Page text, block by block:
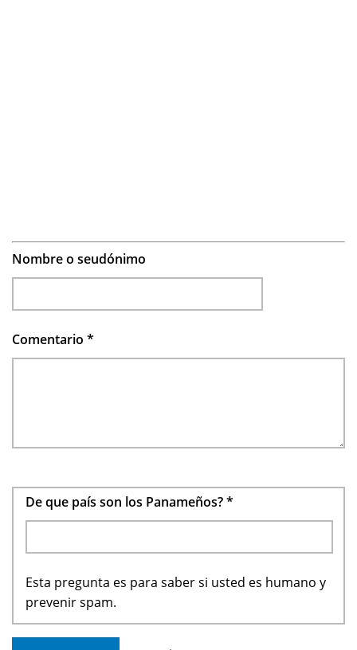
Nombre o seudónimo
Comentario *
De que país son los Panameños?*
Esta pregunta es para saber si usted es humano y
prevenir spam.